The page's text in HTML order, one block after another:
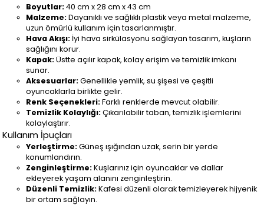
Boyutlar:40 cm x 28 cm x 43 cm
Malzeme:Dayanıklı ve sağlıklı plastik veya metal malzeme,
uzun ömürlü kullanım için tasarlanmıştır.
Hava Akışı: İyi hava sirkülasyonu sağlayan tasarım, kuşların
sağlığını korur.
Kapak:Üstte açılır kapak, kolay erişim ve temizlik imkanı
sunar.
Aksesuarlar:Genellikle yemlik, su şişesi ve çeşitli
oyuncaklarla birlikte gelir.
Renk Seçenekleri:Farklı renklerde mevcut olabilir.
Temizlik Kolaylığı:Çıkarılabilir taban, temizlik işlemlerini
kolaylaştırır.
Kullanım İpuçları
Yerleştirme:Güneş ışığından uzak, serin bir yerde
konumlandırın.
Zenginleştirme:Kuşlarınız için oyuncaklar ve dallar
ekleyerek yaşam alanını zenginleştirin.
Düzenli Temizlik:Kafesi düzenli olarak temizleyerek hijyenik
bir ortam sağlayın.